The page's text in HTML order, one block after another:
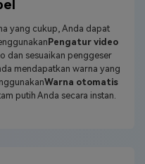
yang cukup, Anda dapat
Pengatur video
dan sesuaikan penggeser
mendapatkan warna yang
Warna otomatis
putih Anda secara instan.